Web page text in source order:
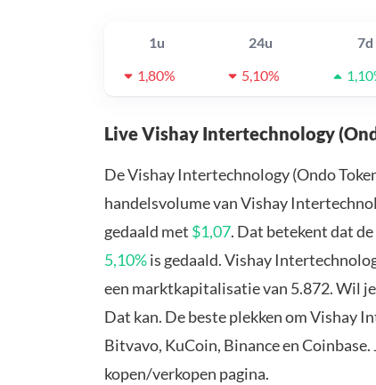
1u 24u 7d
1,80%
5,10%
Live Vishay Intertechnology
De Vishay Intertechnology (Ondo
handelsvolume van Vishay
gedaald met $1,07. Dat betekent dat
5,10%is gedaald. Vishay
een marktkapitalisatie van 5.872. Wil
Dat kan. De beste plekken om Vishay
Bitvavo, KuCoin, Binance en
kopen/verkopen pagina.